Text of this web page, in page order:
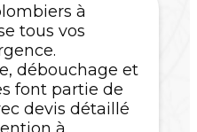
à
tous vos
débouchage et
font partie de
devis détaillé